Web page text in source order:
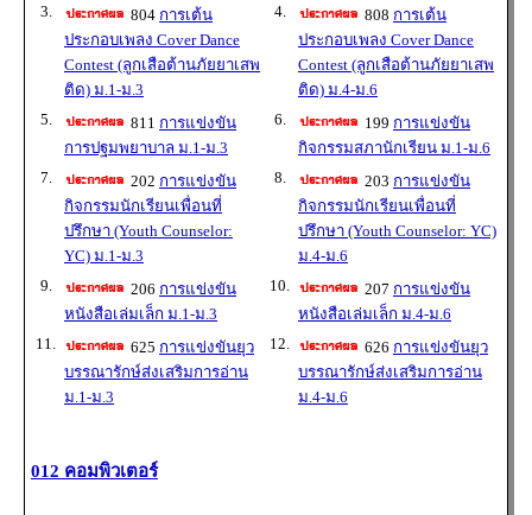
3.
804 การเต้น
ประกอบเพลง Cover Dance
Contest (ลูกเสือต้านภัยยาเสพ
ติด) ม.1-ม.3
4. 808 การเต้น
ประกอบเพลง Cover Dance
Contest (ลูกเสือต้านภัยยาเสพ
ติด) ม.4-ม.6
5.
811 การแข่งขัน
การปฐมพยาบาล ม.1-ม.3
6. 199 การแข่งขัน
กิจกรรมสภานักเรียน ม.1-ม.6
7.
202 การแข่งขัน
กิจกรรมนักเรียนเพื่อนที่
ปรึกษา (Youth Counselor:
YC) ม.1-ม.3
8. 203 การแข่งขัน
กิจกรรมนักเรียนเพื่อนที่
ปรึกษา (Youth Counselor: YC)
ม.4-ม.6
9.
206 การแข่งขัน
หนังสือเล่มเล็ก ม.1-ม.3
10. 207 การแข่งขัน
หนังสือเล่มเล็ก ม.4-ม.6
11.
625 การแข่งขันยุว
บรรณารักษ์ส่งเสริมการอ่าน
ม.1-ม.3
12. 626 การแข่งขันยุว
บรรณารักษ์ส่งเสริมการอ่าน
ม.4-ม.6
012 คอมพิวเตอร์